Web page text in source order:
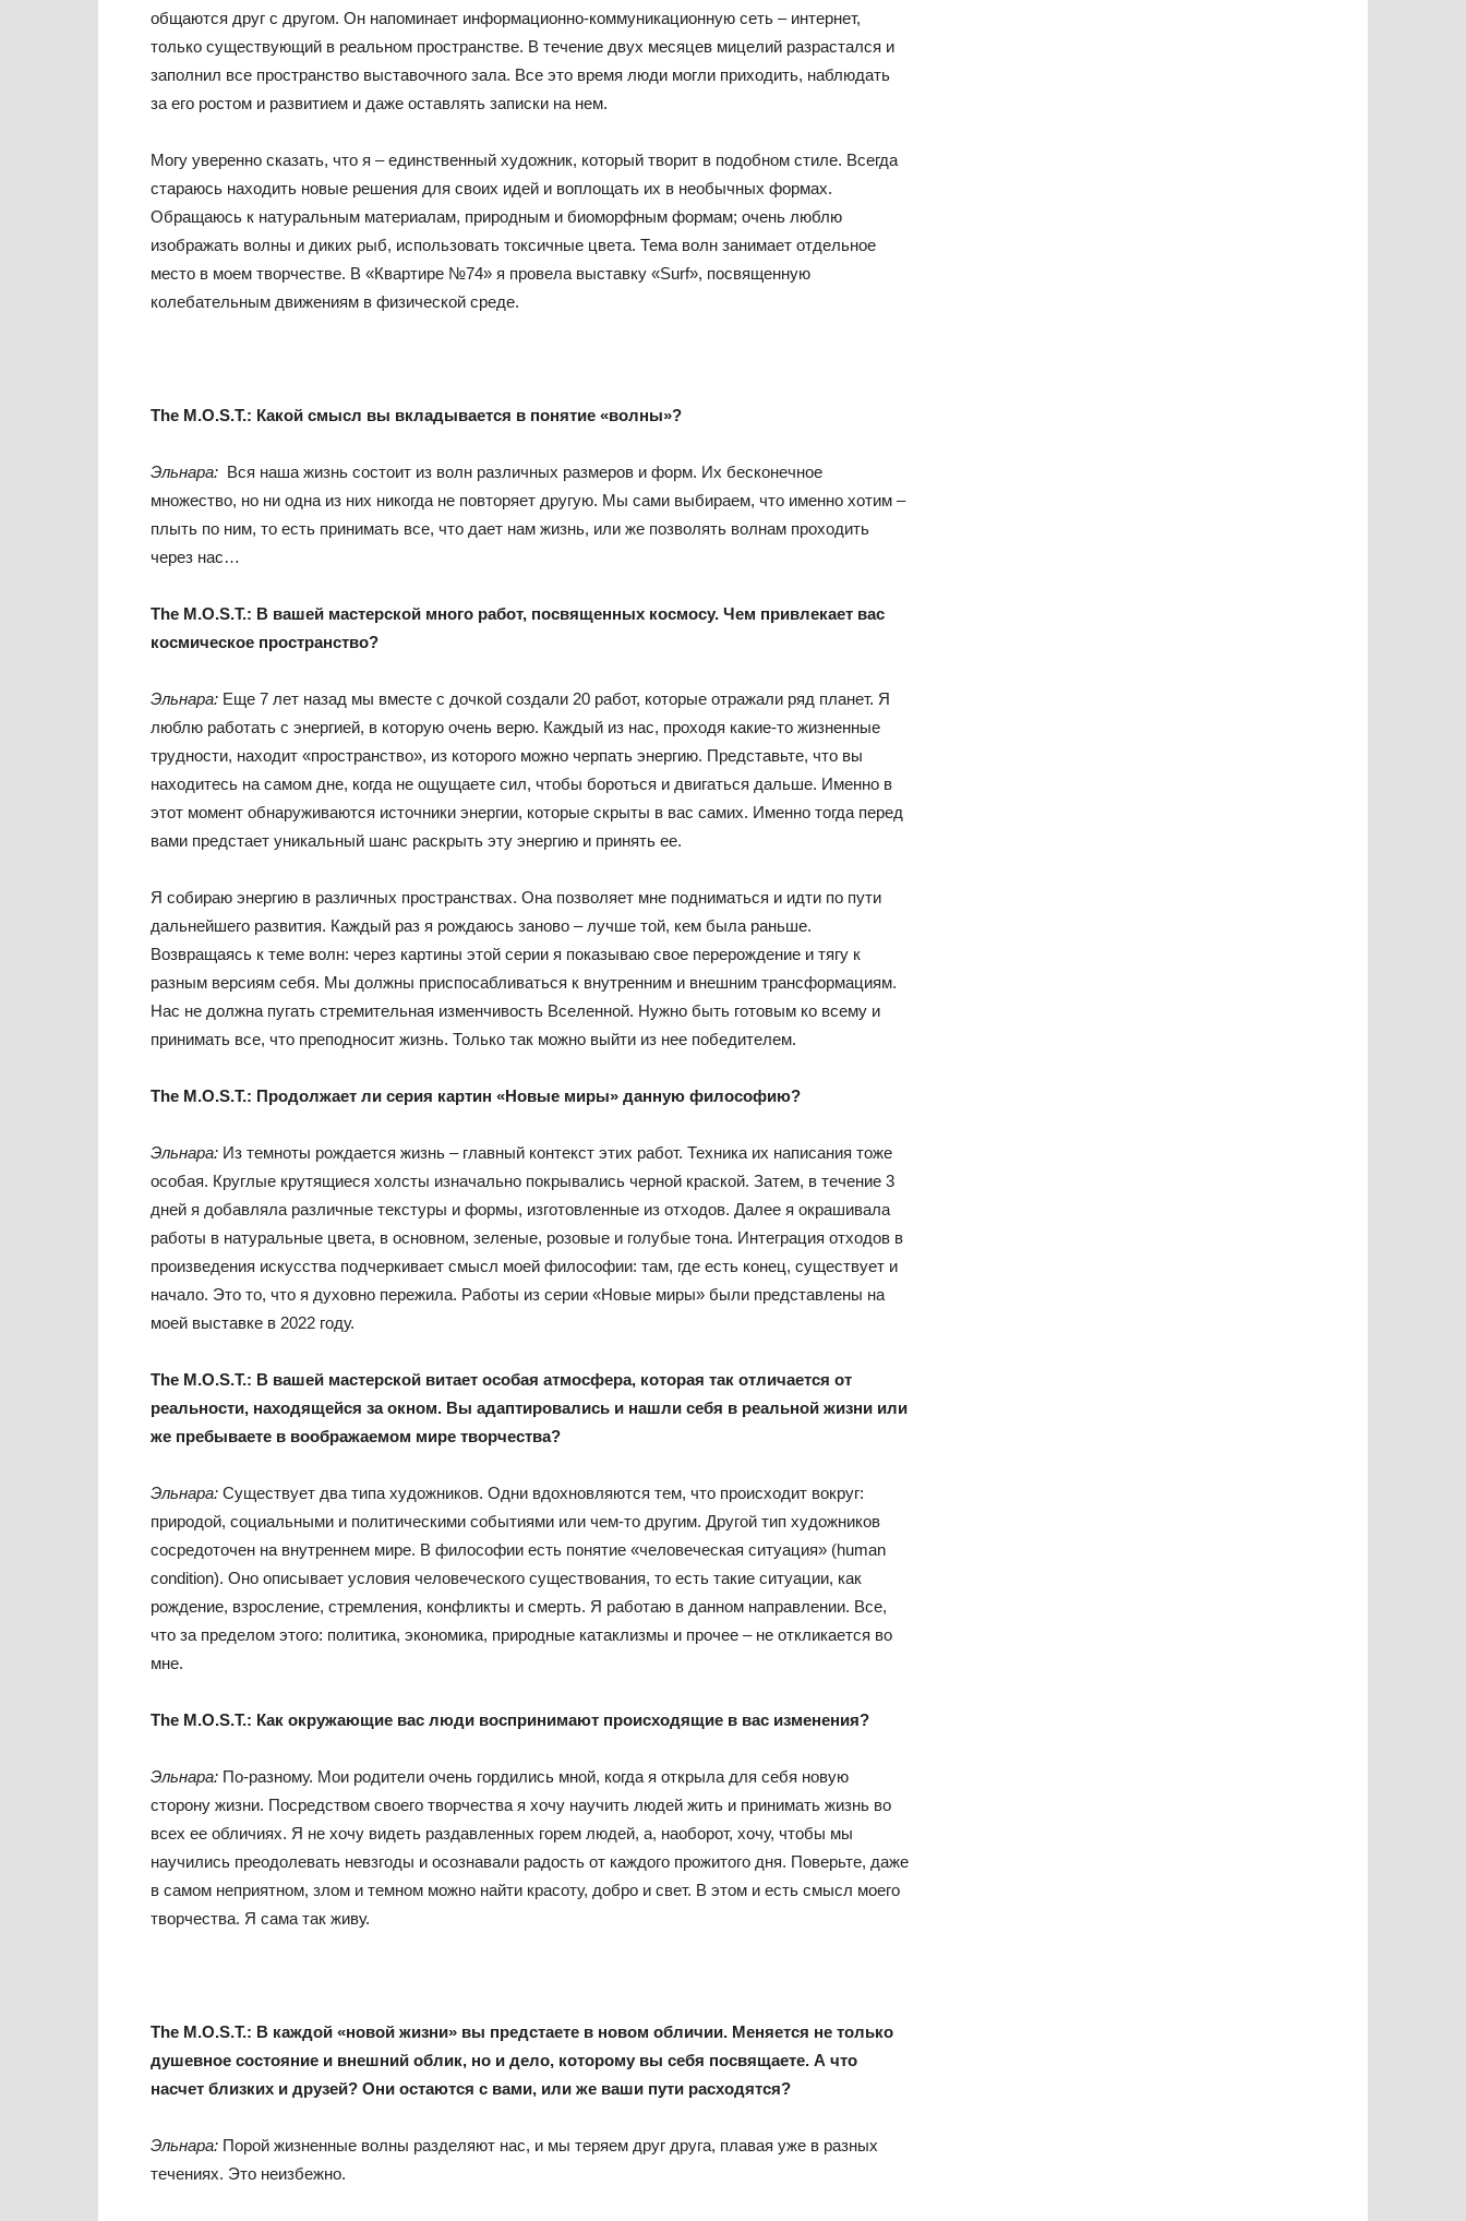
общаются друг с другом. Он напоминает информационно-коммуникационную сеть – интернет,
только существующий в реальном пространстве. В течение двух месяцев мицелий разрастался и
заполнил все пространство выставочного зала. Все это время люди могли приходить, наблюдать
за его ростом и развитием и даже оставлять записки на нем.
Могу уверенно сказать, что я – единственный художник, который творит в подобном стиле. Всегда
стараюсь находить новые решения для своих идей и воплощать их в необычных формах.
Обращаюсь к натуральным материалам, природным и биоморфным формам; очень люблю
изображать волны и диких рыб, использовать токсичные цвета. Тема волн занимает отдельное
место в моем творчестве. В «Квартире №74» я провела выставку «Surf», посвященную
колебательным движениям в физической среде.
The M.O.S.T.: Какой смысл вы вкладывается в понятие «волны»?
Эльнара: Вся наша жизнь состоит из волн различных размеров и форм. Их бесконечное
множество, но ни одна из них никогда не повторяет другую. Мы сами выбираем, что именно хотим –
плыть по ним, то есть принимать все, что дает нам жизнь, или же позволять волнам проходить
через нас…
The M.O.S.T.: В вашей мастерской много работ, посвященных космосу. Чем привлекает вас
космическое пространство?
Эльнара: Еще 7 лет назад мы вместе с дочкой создали 20 работ, которые отражали ряд планет. Я
люблю работать с энергией, в которую очень верю. Каждый из нас, проходя какие-то жизненные
трудности, находит «пространство», из которого можно черпать энергию. Представьте, что вы
находитесь на самом дне, когда не ощущаете сил, чтобы бороться и двигаться дальше. Именно в
этот момент обнаруживаются источники энергии, которые скрыты в вас самих. Именно тогда перед
вами предстает уникальный шанс раскрыть эту энергию и принять ее.
Я собираю энергию в различных пространствах. Она позволяет мне подниматься и идти по пути
дальнейшего развития. Каждый раз я рождаюсь заново – лучше той, кем была раньше.
Возвращаясь к теме волн: через картины этой серии я показываю свое перерождение и тягу к
разным версиям себя. Мы должны приспосабливаться к внутренним и внешним трансформациям.
Нас не должна пугать стремительная изменчивость Вселенной. Нужно быть готовым ко всему и
принимать все, что преподносит жизнь. Только так можно выйти из нее победителем.
The M.O.S.T.: Продолжает ли серия картин «Новые миры» данную философию?
Эльнара: Из темноты рождается жизнь – главный контекст этих работ. Техника их написания тоже
особая. Круглые крутящиеся холсты изначально покрывались черной краской. Затем, в течение 3
дней я добавляла различные текстуры и формы, изготовленные из отходов. Далее я окрашивала
работы в натуральные цвета, в основном, зеленые, розовые и голубые тона. Интеграция отходов в
произведения искусства подчеркивает смысл моей философии: там, где есть конец, существует и
начало. Это то, что я духовно пережила. Работы из серии «Новые миры» были представлены на
моей выставке в 2022 году.
The M.O.S.T.: В вашей мастерской витает особая атмосфера, которая так отличается от
реальности, находящейся за окном. Вы адаптировались и нашли себя в реальной жизни или
же пребываете в воображаемом мире творчества?
Эльнара: Существует два типа художников. Одни вдохновляются тем, что происходит вокруг:
природой, социальными и политическими событиями или чем-то другим. Другой тип художников
сосредоточен на внутреннем мире. В философии есть понятие «человеческая ситуация» (human
condition). Оно описывает условия человеческого существования, то есть такие ситуации, как
рождение, взросление, стремления, конфликты и смерть. Я работаю в данном направлении. Все,
что за пределом этого: политика, экономика, природные катаклизмы и прочее – не откликается во
мне.
The M.O.S.T.: Как окружающие вас люди воспринимают происходящие в вас изменения?
Эльнара: По-разному. Мои родители очень гордились мной, когда я открыла для себя новую
сторону жизни. Посредством своего творчества я хочу научить людей жить и принимать жизнь во
всех ее обличиях. Я не хочу видеть раздавленных горем людей, а, наоборот, хочу, чтобы мы
научились преодолевать невзгоды и осознавали радость от каждого прожитого дня. Поверьте, даже
в самом неприятном, злом и темном можно найти красоту, добро и свет. В этом и есть смысл моего
творчества. Я сама так живу.
The M.O.S.T.: В каждой «новой жизни» вы предстаете в новом обличии. Меняется не только
душевное состояние и внешний облик, но и дело, которому вы себя посвящаете. А что
насчет близких и друзей? Они остаются с вами, или же ваши пути расходятся?
Эльнара: Порой жизненные волны разделяют нас, и мы теряем друг друга, плавая уже в разных
течениях. Это неизбежно.